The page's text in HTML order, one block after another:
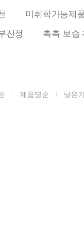
합성
감성
전
공
포
미취학가능제
진정 촉촉 보습
제품명순 낮은